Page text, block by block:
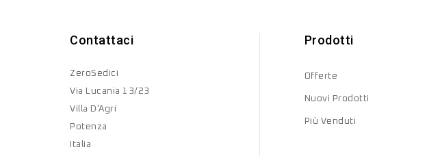
Contattaci
ZeroSedici
Via Lucania 13/23
Villa D'Agri
Potenza
Italia
Prodotti
Offerte
Nuovi Prodotti
Più Venduti